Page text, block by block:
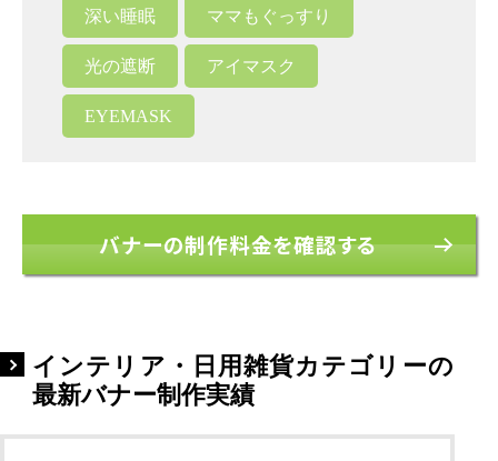
深い睡眠 ママもぐっすり
光の遮断 アイマスク
EYEMASK
バナーの制作料金を確認する
インテリア・日用雑貨カテゴリーの
最新バナー制作実績